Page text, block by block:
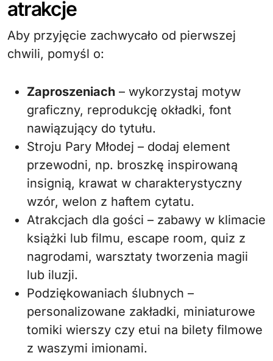
atrakcje
Aby przyjęcie zachwycało od pierwszej
chwili, pomyśl o:
Zaproszeniach – wykorzystaj motyw
graficzny, reprodukcję okładki, font
nawiązujący do tytułu.
Stroju Pary Młodej – dodaj element
przewodni, np. broszkę inspirowaną
insignią, krawat w charakterystyczny
wzór, welon z haftem cytatu.
Atrakcjach dla gości – zabawy w klimacie
książki lub filmu, escape room, quiz z
nagrodami, warsztaty tworzenia magii
lub iluzji.
Podziękowaniach ślubnych –
personalizowane zakładki, miniaturowe
tomiki wierszy czy etui na bilety filmowe
z waszymi imionami.